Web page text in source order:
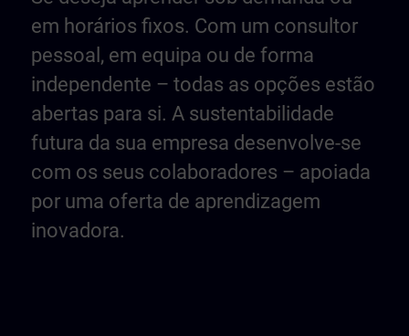
em horários fixos. Com um consultor
pessoal, em equipa ou de forma
independente – todas as opções estão
abertas para si. A sustentabilidade
futura da sua empresa desenvolve-se
com os seus colaboradores – apoiada
por uma oferta de aprendizagem
inovadora.